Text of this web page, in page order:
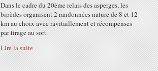
Dans le cadre du 20ème relais des asperges, les
bipèdes organisent 2 randonnées nature de 8 et 12
km au choix avec ravitaillement et récompenses
par tirage au sort.
Lire la suite